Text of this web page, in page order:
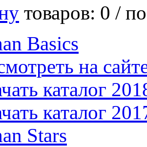
товаров: 0 /
Basics
на
каталог
каталог
Stars